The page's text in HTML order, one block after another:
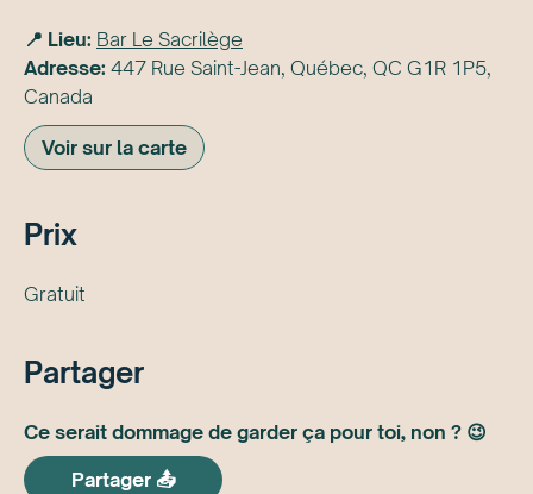
📍 Lieu: Bar Le Sacrilège
Adresse: 447 Rue Saint-Jean, Québec, QC G1R 1P5,
Canada
Voir sur la carte
Prix
Gratuit
Partager
Ce serait dommage de garder ça pour toi, non ? 😉
Partager 📤